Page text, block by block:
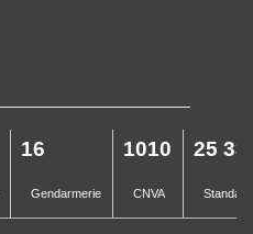
16
Gendarmerie
1010
CNVA
25 33